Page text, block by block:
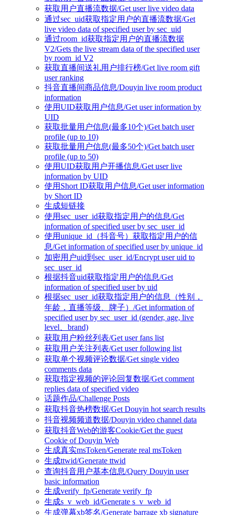
获取用户直播流数据/Get user live video data
通过sec_uid获取指定用户的直播流数据/Get
live video data of specified user by sec_uid
通过room_id获取指定用户的直播流数据
V2/Gets the live stream data of the specified user
by room_id V2
获取直播间送礼用户排行榜/Get live room gift
user ranking
抖音直播间商品信息/Douyin live room product
information
使用UID获取用户信息/Get user information by
UID
获取批量用户信息(最多10个)/Get batch user
profile (up to 10)
获取批量用户信息(最多50个)/Get batch user
profile (up to 50)
使用UID获取用户开播信息/Get user live
information by UID
使用Short ID获取用户信息/Get user information
by Short ID
生成短链接
使用sec_user_id获取指定用户的信息/Get
information of specified user by sec_user_id
使用unique_id（抖音号）获取指定用户的信
息/Get information of specified user by unique_id
加密用户uid到sec_user_id/Encrypt user uid to
sec_user_id
根据抖音uid获取指定用户的信息/Get
information of specified user by uid
根据sec_user_id获取指定用户的信息（性别，
年龄，直播等级、牌子）/Get information of
specified user by sec_user_id (gender, age, live
level、brand)
获取用户粉丝列表/Get user fans list
获取用户关注列表/Get user following list
获取单个视频评论数据/Get single video
comments data
获取指定视频的评论回复数据/Get comment
replies data of specified video
话题作品/Challenge Posts
获取抖音热榜数据/Get Douyin hot search results
抖音视频频道数据/Douyin video channel data
获取抖音Web的游客Cookie/Get the guest
Cookie of Douyin Web
生成真实msToken/Generate real msToken
生成ttwid/Generate ttwid
查询抖音用户基本信息/Query Douyin user
basic information
生成verify_fp/Generate verify_fp
生成s_v_web_id/Generate s_v_web_id
生成弹幕xb签名/Generate barrage xb signature